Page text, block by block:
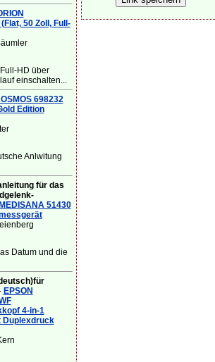
50 Zoll, Full-
HD über
einschalten...
698232
Edition
Anlwitung
für das
MEDISANA 51430
Datum und die
EPSON
4-in-1
Duplexdruck